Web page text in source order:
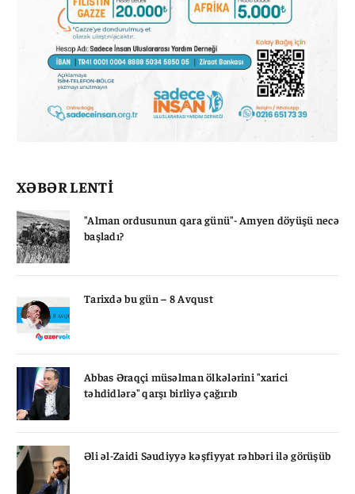
XƏBƏR LENTİ
"Alman ordusunun qara günü"- Amyen döyüşü necə
başladı?
Tarixdə bu gün – 8 Avqust
Abbas Əraqçi müsəlman ölkələrini "xarici
təhdidlərə" qarşı birliyə çağırıb
Əli əl-Zaidi Səudiyyə kəşfiyyat rəhbəri ilə görüşüb